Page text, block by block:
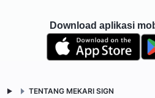
Download aplikasi
TENTANG MEKARI SIGN